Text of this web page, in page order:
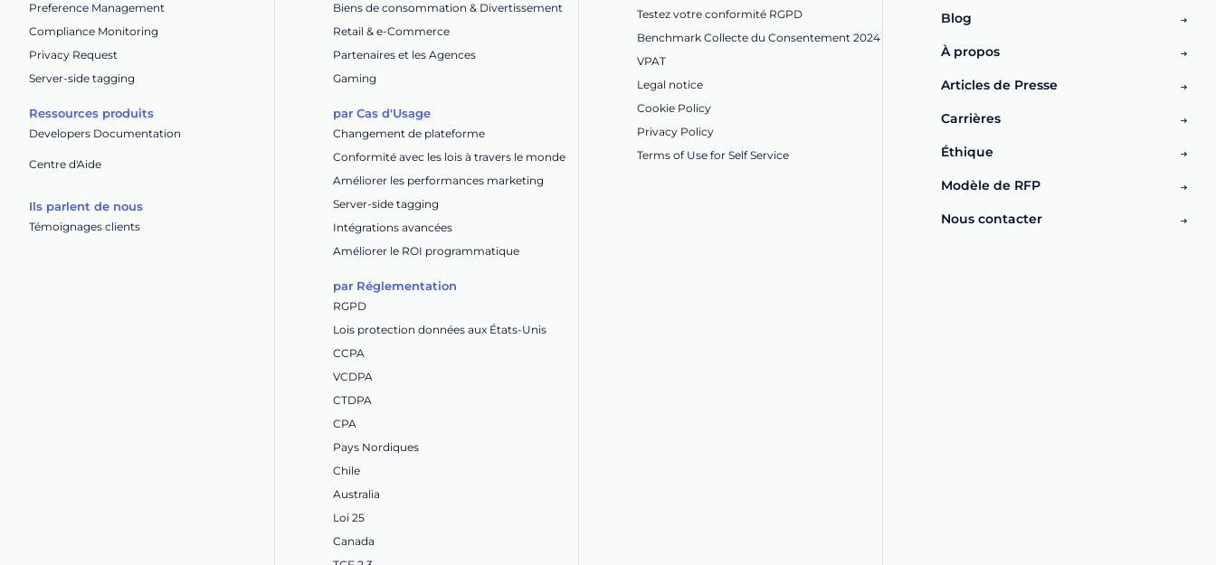
Preference Management
Compliance Monitoring
Privacy Request
Server-side tagging
Ressources produits
Developers Documentation
Centre d'Aide
Ils parlent de nous
Témoignages clients
Biens de consommation & Divertissement
Retail & e-Commerce
Partenaires et les Agences
Gaming
par Cas d'Usage
Changement de plateforme
Conformité avec les lois à travers le monde
Améliorer les performances marketing
Server-side tagging
Intégrations avancées
Améliorer le ROI programmatique
par Réglementation
RGPD
Lois protection données aux États-Unis
CCPA
VCDPA
CTDPA
CPA
Pays Nordiques
Chile
Australia
Loi 25
Canada
Testez votre conformité RGPD
Benchmark Collecte du Consentement 2024
VPAT
Legal notice
Cookie Policy
Privacy Policy
Terms of Use for Self Service
Blog
À propos
Articles de Presse
Carrières
Éthique
Modèle de RFP
Nous contacter